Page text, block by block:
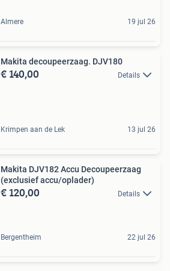
Almere 19 jul 26
Makita decoupeerzaag. DJV180
€ 140,00 Details
Krimpen aan de Lek 13 jul 26
Makita DJV182 Accu Decoupeerzaag
(exclusief accu/oplader)
€ 120,00 Details
Bergentheim 22 jul 26